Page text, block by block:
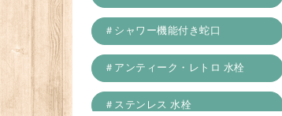
＃シャワー機能付き蛇口
＃アンティーク・レトロ 水栓
＃ステンレス 水栓